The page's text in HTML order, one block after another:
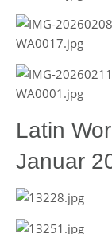
Latin
Januar